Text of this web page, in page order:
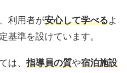
利用者が安心して学べるよ
基準を設けています。
は、指導員の質や宿泊施設